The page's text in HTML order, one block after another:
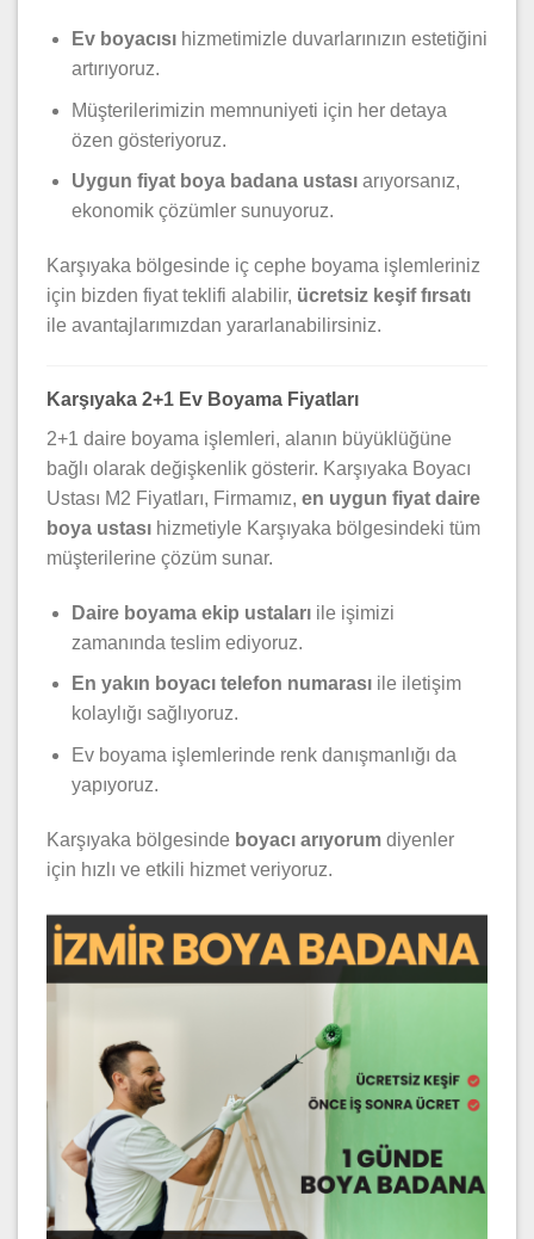
Ev boyacısıhizmetimizle duvarlarınızın estetiğini
artırıyoruz.
Müşterilerimizin memnuniyeti için her detaya
özen gösteriyoruz.
Uygun fiyat boya badana ustasıarıyorsanız,
ekonomik çözümler sunuyoruz.
Karşıyaka bölgesinde iç cephe boyama işlemleriniz
için bizden fiyat teklifi alabilir, ücretsiz keşif fırsatı
ile avantajlarımızdan yararlanabilirsiniz.
Karşıyaka 2+1 Ev Boyama Fiyatları
2+1 daire boyama işlemleri, alanın büyüklüğüne
bağlı olarak değişkenlik gösterir. Karşıyaka Boyacı
Ustası M2 Fiyatları, Firmamız, en uygun fiyat daire
boya ustası hizmetiyle Karşıyaka bölgesindeki tüm
müşterilerine çözüm sunar.
Daire boyama ekip ustalarıile işimizi
zamanında teslim ediyoruz.
En yakın boyacı telefon numarasıile iletişim
kolaylığı sağlıyoruz.
Ev boyama işlemlerinde renk danışmanlığı da
yapıyoruz.
Karşıyaka bölgesinde boyacı arıyorum diyenler
için hızlı ve etkili hizmet veriyoruz.